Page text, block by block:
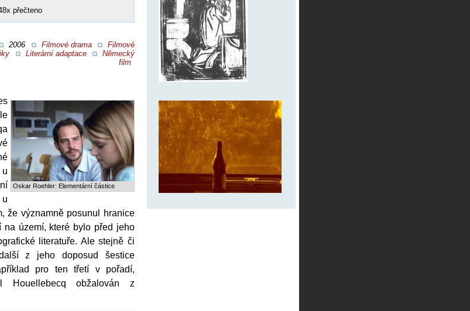
přečteno
2006 Filmové drama
Filmové
Literární adaptace
Německý
film
Oskar Roehler: Elementární částice
že významně posunul hranice
na území, které bylo před jeho
literatuře. Ale stejně či
z jeho doposud šestice
pro ten třetí v pořadí,
obžalován z